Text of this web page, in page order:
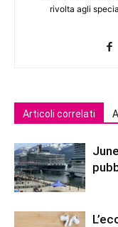
rivolta agli
Articoli correlati